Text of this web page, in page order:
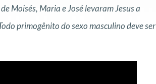
Moisés, Maria e José levaram Jesus a
primogênito do sexo masculino deve ser